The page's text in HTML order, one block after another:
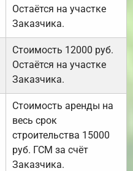
Остаётся на участке
Заказчика.
Стоимость 12000 руб.
Остаётся на участке
Заказчика.
Стоимость аренды на
весь срок
строительства 15000
руб. ГСМ за счёт
Заказчика.